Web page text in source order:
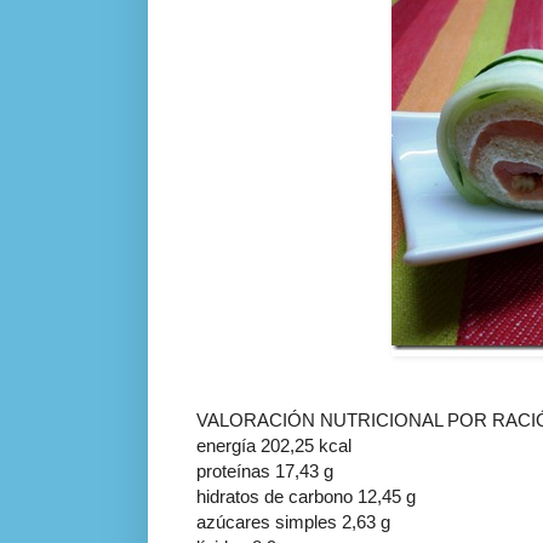
VALORACIÓN NUTRICIONAL POR
energía 202,25 kcal
proteínas 17,43 g
hidratos de carbono 12,45 g
azúcares simples 2,63 g